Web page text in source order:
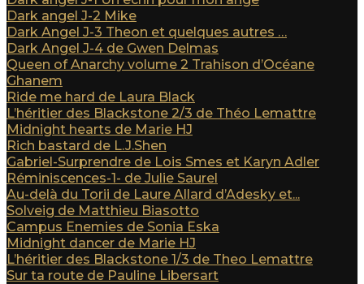
Dark angel J-2 Mike
Dark Angel J-3 Theon et quelques autres …
Dark Angel J-4 de Gwen Delmas
Queen of Anarchy volume 2 Trahison d’Océane
Ghanem
Ride me hard de Laura Black
L’héritier des Blackstone 2/3 de Théo Lemattre
Midnight hearts de Marie HJ
Rich bastard de L.J.Shen
Gabriel-Surprendre de Lois Smes et Karyn Adler
Réminiscences-1- de Julie Saurel
Au-delà du Torii de Laure Allard d’Adesky et...
Solveig de Matthieu Biasotto
Campus Enemies de Sonia Eska
Midnight dancer de Marie HJ
L’héritier des Blackstone 1/3 de Theo Lemattre
Sur ta route de Pauline Libersart